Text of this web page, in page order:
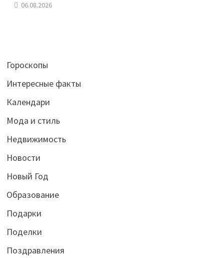
06.08.2026
Гороскопы
Интересные факты
Календари
Мода и стиль
Недвижимость
Новости
Новый Год
Образование
Подарки
Поделки
Поздравления